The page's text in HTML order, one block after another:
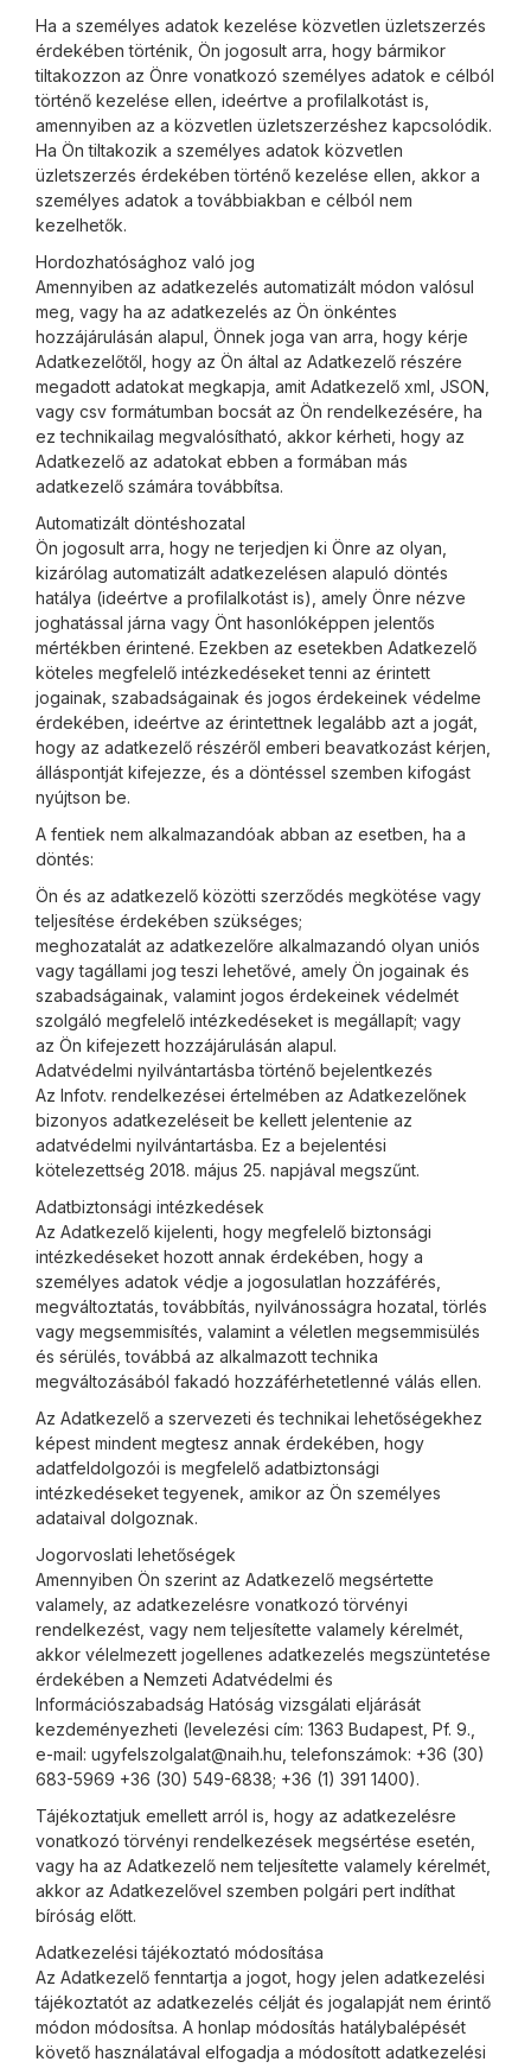
Ha a személyes adatok kezelése közvetlen üzletszerzés
érdekében történik, Ön jogosult arra, hogy bármikor
tiltakozzon az Önre vonatkozó személyes adatok e célból
történő kezelése ellen, ideértve a profilalkotást is,
amennyiben az a közvetlen üzletszerzéshez kapcsolódik.
Ha Ön tiltakozik a személyes adatok közvetlen
üzletszerzés érdekében történő kezelése ellen, akkor a
személyes adatok a továbbiakban e célból nem
kezelhetők.
Hordozhatósághoz való jog
Amennyiben az adatkezelés automatizált módon valósul
meg, vagy ha az adatkezelés az Ön önkéntes
hozzájárulásán alapul, Önnek joga van arra, hogy kérje
Adatkezelőtől, hogy az Ön által az Adatkezelő részére
megadott adatokat megkapja, amit Adatkezelő xml, JSON,
vagy csv formátumban bocsát az Ön rendelkezésére, ha
ez technikailag megvalósítható, akkor kérheti, hogy az
Adatkezelő az adatokat ebben a formában más
adatkezelő számára továbbítsa.
Automatizált döntéshozatal
Ön jogosult arra, hogy ne terjedjen ki Önre az olyan,
kizárólag automatizált adatkezelésen alapuló döntés
hatálya (ideértve a profilalkotást is), amely Önre nézve
joghatással járna vagy Önt hasonlóképpen jelentős
mértékben érintené. Ezekben az esetekben Adatkezelő
köteles megfelelő intézkedéseket tenni az érintett
jogainak, szabadságainak és jogos érdekeinek védelme
érdekében, ideértve az érintettnek legalább azt a jogát,
hogy az adatkezelő részéről emberi beavatkozást kérjen,
álláspontját kifejezze, és a döntéssel szemben kifogást
nyújtson be.
A fentiek nem alkalmazandóak abban az esetben, ha a
döntés:
Ön és az adatkezelő közötti szerződés megkötése vagy
teljesítése érdekében szükséges;
meghozatalát az adatkezelőre alkalmazandó olyan uniós
vagy tagállami jog teszi lehetővé, amely Ön jogainak és
szabadságainak, valamint jogos érdekeinek védelmét
szolgáló megfelelő intézkedéseket is megállapít; vagy
az Ön kifejezett hozzájárulásán alapul.
Adatvédelmi nyilvántartásba történő bejelentkezés
Az Infotv. rendelkezései értelmében az Adatkezelőnek
bizonyos adatkezeléseit be kellett jelentenie az
adatvédelmi nyilvántartásba. Ez a bejelentési
kötelezettség 2018. május 25. napjával megszűnt.
Adatbiztonsági intézkedések
Az Adatkezelő kijelenti, hogy megfelelő biztonsági
intézkedéseket hozott annak érdekében, hogy a
személyes adatok védje a jogosulatlan hozzáférés,
megváltoztatás, továbbítás, nyilvánosságra hozatal, törlés
vagy megsemmisítés, valamint a véletlen megsemmisülés
és sérülés, továbbá az alkalmazott technika
megváltozásából fakadó hozzáférhetetlenné válás ellen.
Az Adatkezelő a szervezeti és technikai lehetőségekhez
képest mindent megtesz annak érdekében, hogy
adatfeldolgozói is megfelelő adatbiztonsági
intézkedéseket tegyenek, amikor az Ön személyes
adataival dolgoznak.
Jogorvoslati lehetőségek
Amennyiben Ön szerint az Adatkezelő megsértette
valamely, az adatkezelésre vonatkozó törvényi
rendelkezést, vagy nem teljesítette valamely kérelmét,
akkor vélelmezett jogellenes adatkezelés megszüntetése
érdekében a Nemzeti Adatvédelmi és
Információszabadság Hatóság vizsgálati eljárását
kezdeményezheti (levelezési cím: 1363 Budapest, Pf. 9.,
e-mail: ugyfelszolgalat@naih.hu, telefonszámok: +36 (30)
683-5969 +36 (30) 549-6838; +36 (1) 391 1400).
Tájékoztatjuk emellett arról is, hogy az adatkezelésre
vonatkozó törvényi rendelkezések megsértése esetén,
vagy ha az Adatkezelő nem teljesítette valamely kérelmét,
akkor az Adatkezelővel szemben polgári pert indíthat
bíróság előtt.
Adatkezelési tájékoztató módosítása
Az Adatkezelő fenntartja a jogot, hogy jelen adatkezelési
tájékoztatót az adatkezelés célját és jogalapját nem érintő
módon módosítsa. A honlap módosítás hatálybalépését
követő használatával elfogadja a módosított adatkezelési